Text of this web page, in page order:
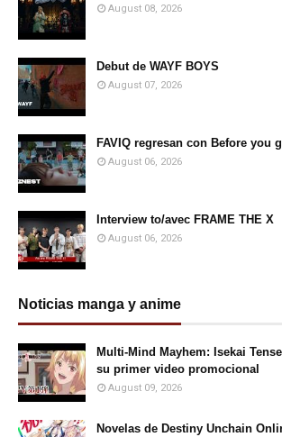
August 08, 2026
Debut de WAYF BOYS
August 07, 2026
FAVIQ regresan con Before you
August 06, 2026
Interview to/avec FRAME THE X
August 06, 2026
Noticias manga y anime
Multi-Mind Mayhem: Isekai
su primer video promocional
August 09, 2026
Novelas de Destiny Unchain